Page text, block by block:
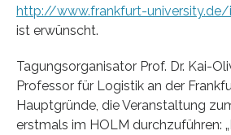
http://www.frankfurt-
ist erwünscht.
Tagungsorganisator Prof. Dr. Kai-
Professor für Logistik an der
Hauptgründe, die Veranstaltung
erstmals im HOLM durchzuführen: